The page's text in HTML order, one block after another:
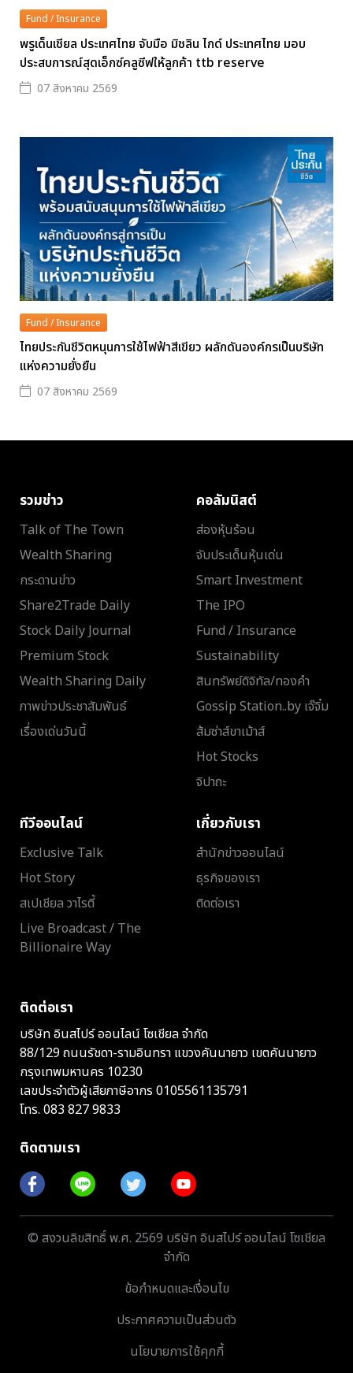
Fund / Insurance
พรูเด็นเชียล ประเทศไทย จับมือ มิชลิน ไกด์ ประเทศไทย มอบ
ประสบการณ์สุดเอ็กซ์คลูซีฟให้ลูกค้า ttb reserve
07 สิงหาคม 2569
Fund / Insurance
ไทยประกันชีวิตหนุนการใช้ไฟฟ้าสีเขียว ผลักดันองค์กรเป็นบริษัท
แห่งความยั่งยืน
07 สิงหาคม 2569
รวมข่าว
Talk of The Town
Wealth Sharing
กระดานข่าว
Share2Trade Daily
Stock Daily Journal
Premium Stock
Wealth Sharing Daily
ภาพข่าวประชาสัมพันธ์
เรื่องเด่นวันนี้
คอลัมนิสต์
ส่องหุ้นร้อน
จับประเด็นหุ้นเด่น
Smart Investment
The IPO
Fund / Insurance
Sustainability
สินทรัพย์ดิจิทัล/ทองคำ
Gossip Station..by เจ๊จิ๋ม
ส้มซ่าส์ขาเม้าส์
Hot Stocks
จิปาถะ
ทีวีออนไลน์
Exclusive Talk
Hot Story
สเปเชียล วาไรตี้
Live Broadcast / The
Billionaire Way
เกี่ยวกับเรา
สำนักข่าวออนไลน์
ธุรกิจของเรา
ติดต่อเรา
ติดต่อเรา
บริษัท อินสไปร์ ออนไลน์ โซเชียล จำกัด
88/129 ถนนรัชดา-รามอินทรา แขวงคันนายาว เขตคันนายาว
กรุงเทพมหานคร 10230
เลขประจำตัวผู้เสียภาษีอากร 0105561135791
โทร. 083 827 9833
ติดตามเรา
© สงวนลิขสิทธิ์ พ.ศ. 2569 บริษัท อินสไปร์ ออนไลน์ โซเชียล
จำกัด
ข้อกำหนดและเงื่อนไข
ประกาศความเป็นส่วนตัว
นโยบายการใช้คุกกี้